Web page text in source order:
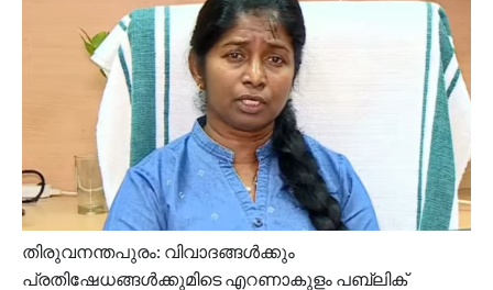
തിരുവനന്തപുരം: വിവാദങ്ങൾക്കും
പ്രതിഷേധങ്ങൾക്കുമിടെ എറണാകുളം പബ്ലിക്